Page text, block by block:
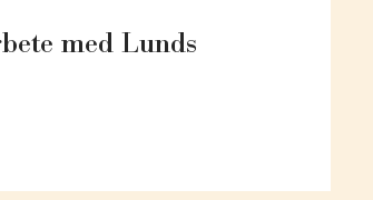
med Lunds